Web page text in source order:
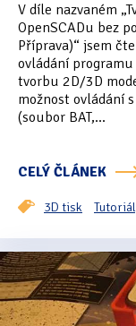
V díle nazvaném
OpenSCADu bez
Příprava)“ jsem
ovládání programu
tvorbu 2D/3D
možnost ovládání
(soubor BAT,...
CELÝ ČLÁNEK
3D tisk